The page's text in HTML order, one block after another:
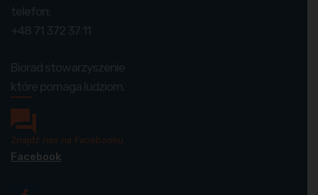
telefon:
+48 71 372 37 11
Biorad stowarzyszenie
które pomaga ludziom.
Znajdź nas na Facebooku
Facebook